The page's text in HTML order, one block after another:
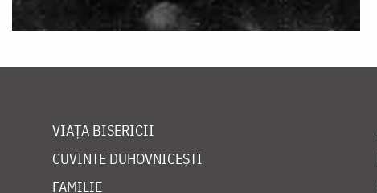
VIAȚA BISERICII
CUVINTE DUHOVNICEȘTI
FAMILIE